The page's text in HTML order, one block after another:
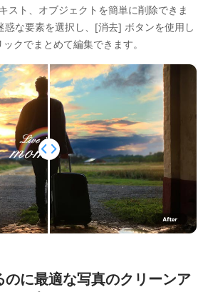
スト、オブジェクトを簡単に削除できま
惑な要素を選択し、[消去] ボタンを使用し
クでまとめて編集できます。
のに最適な写真のクリーンア